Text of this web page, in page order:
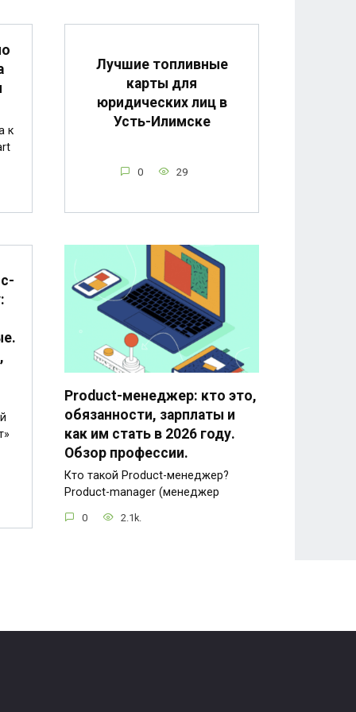
к
Лучшие топливные
карты для
юридических лиц в
Усть-Илимске
0 29
Product-менеджер: кто это,
обязанности, зарплаты и
как им стать в 2026 году.
Обзор профессии.
Кто такой Product-менеджер?
Product-manager (менеджер
0 2.1k.